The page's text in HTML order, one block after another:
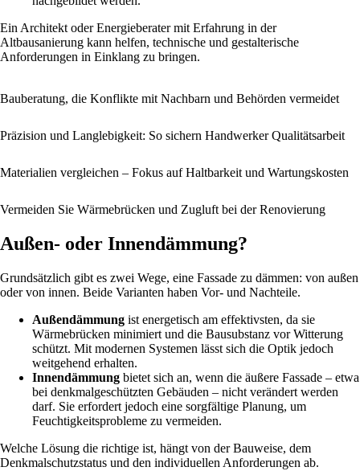
Ein Architekt oder Energieberater mit Erfahrung in der
Altbausanierung kann helfen, technische und gestalterische
Anforderungen in Einklang zu bringen.
Bauberatung, die Konflikte mit Nachbarn und Behörden vermeidet
Präzision und Langlebigkeit: So sichern Handwerker Qualitätsarbeit
Materialien vergleichen – Fokus auf Haltbarkeit und Wartungskosten
Vermeiden Sie Wärmebrücken und Zugluft bei der Renovierung
Außen- oder Innendämmung?
Grundsätzlich gibt es zwei Wege, eine Fassade zu dämmen: von außen
oder von innen. Beide Varianten haben Vor- und Nachteile.
Außendämmung ist energetisch am effektivsten, da sie
Wärmebrücken minimiert und die Bausubstanz vor Witterung
schützt. Mit modernen Systemen lässt sich die Optik jedoch
weitgehend erhalten.
Innendämmung bietet sich an, wenn die äußere Fassade – etwa
bei denkmalgeschützten Gebäuden – nicht verändert werden
darf. Sie erfordert jedoch eine sorgfältige Planung, um
Feuchtigkeitsprobleme zu vermeiden.
Welche Lösung die richtige ist, hängt von der Bauweise, dem
Denkmalschutzstatus und den individuellen Anforderungen ab.